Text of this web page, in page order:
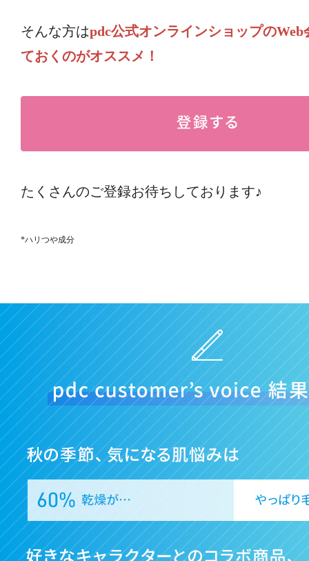
そんな方はpdc公式オンラインショップのWeb
ておくのがオススメ！
たくさんのご登録お待ちしております♪
*ハリつや成分